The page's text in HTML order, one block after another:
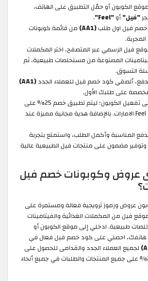
الكوبون أو حمّل التطبيق على الهاتف،
"فيل"أو"Feel"
.
فيل اول طلب(AA1)
من قائمة كوبونات
فيل الرسمي عبر المتصفح، اختر المكملات
المصنوعة من مستخلصات طبيعية، ثم
التسوق.
ألصقي كود خصم فيل للعملاء الجدد(AA1)
على طلبك الأول.
انقري الآن على تفعيل الكوبون؛ ليتم تطبيق خصم 25% على
اول طلب من Feel الامارات. بالإضافة هدية مجانية مميزة عند
المناسبة وأكمل الطلب، واستمتع بتجربة
مضمون على منتجات فيل الطبيعية عالية
عروض وكوبونات خصم فيل
عروض ورموز ترويجية فعالة ومستمرة على
فيل من المكملات الغذائية والفيتامينات
طبيعية. ادخلي إلى موقع الكوبون أو
هاتفك، احصلي على كود خصم فيل فعال في
لجميع العملاء الجدد والقدامى للحصول على
توفير كبير بقيمة 25% على جميع المنتجات والطلبات في جميع أنحاء